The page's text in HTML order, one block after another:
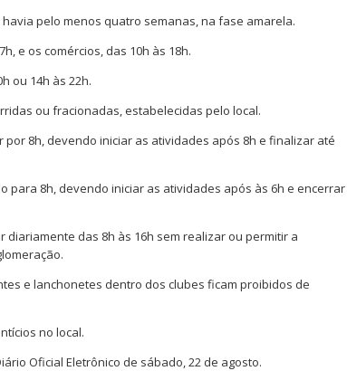
pelo menos quatro semanas, na fase amarela.
e os comércios, das 10h às 18h.
ou 14h às 22h.
ou fracionadas, estabelecidas pelo local.
8h, devendo iniciar as atividades após 8h e finalizar até
para 8h, devendo iniciar as atividades após às 6h e encerrar
das 8h às 16h sem realizar ou permitir a
e lanchonetes dentro dos clubes ficam proibidos de
no local.
Oficial Eletrônico de sábado, 22 de agosto.